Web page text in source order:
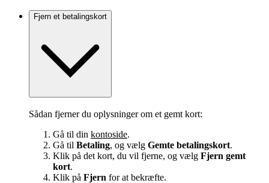
Fjern et betalingskort
Sådan fjerner du oplysninger om et gemt kort:
Gå til din kontoside.
Gå til Betaling, og vælg Gemte betalingskort.
Klik på det kort, du vil fjerne, og vælg Fjern gemt
kort.
Klik på Fjern for at bekræfte.